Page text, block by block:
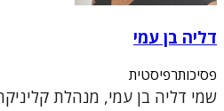
דליה בן עמי
פסיכותרפיסטית
שמי דליה בן עמי, מנהלת